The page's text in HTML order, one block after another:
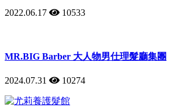
2022.06.17 10533
MR.BIG Barber 大人物男仕理髮廳集團
2024.07.31 10274